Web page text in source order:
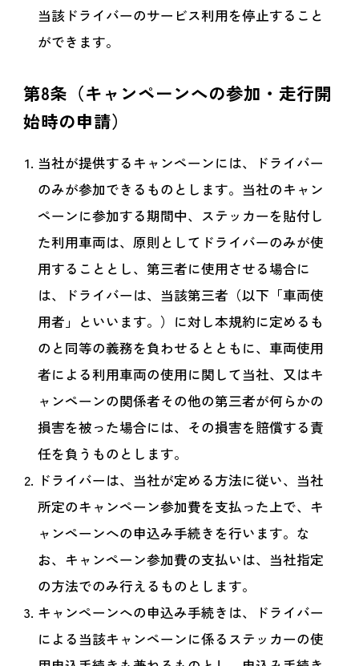
当該ドライバーのサービス利用を停止すること
ができます。
第8条（キャンペーンへの参加・走行開
始時の申請）
当社が提供するキャンペーンには、ドライバー
のみが参加できるものとします。当社のキャン
ペーンに参加する期間中、ステッカーを貼付し
た利用車両は、原則としてドライバーのみが使
用することとし、第三者に使用させる場合に
は、ドライバーは、当該第三者（以下「車両使
用者」といいます。）に対し本規約に定めるも
のと同等の義務を負わせるとともに、車両使用
者による利用車両の使用に関して当社、又はキ
ャンペーンの関係者その他の第三者が何らかの
損害を被った場合には、その損害を賠償する責
任を負うものとします。
ドライバーは、当社が定める方法に従い、当社
所定のキャンペーン参加費を支払った上で、キ
ャンペーンへの申込み手続きを行います。な
お、キャンペーン参加費の支払いは、当社指定
の方法でのみ行えるものとします。
キャンペーンへの申込み手続きは、ドライバー
による当該キャンペーンに係るステッカーの使